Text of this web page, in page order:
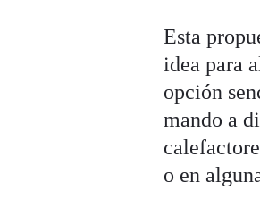
Esta
idea para
opción
mando a
o en